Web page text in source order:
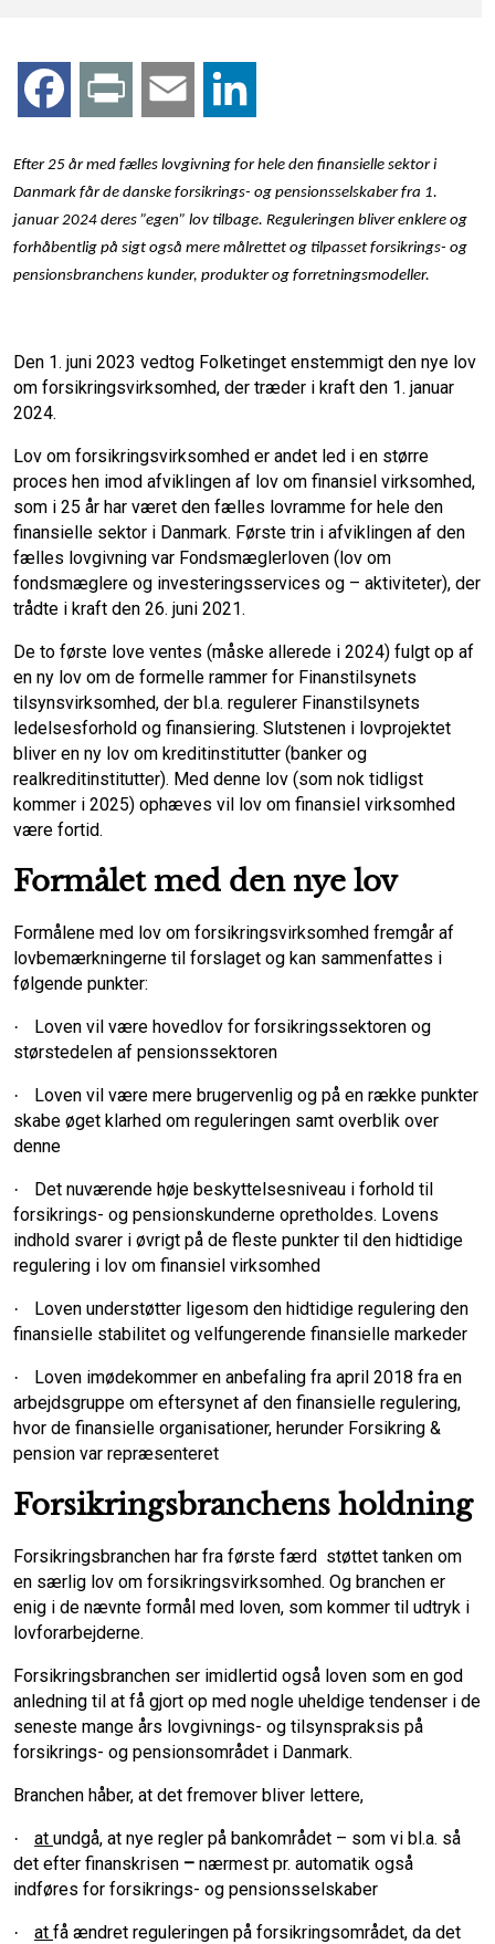
c
e
o
k
i
n
a
i
n
k
d
n
Efter 25 år med fælles lovgivning for hele den finansielle sektor i
Danmark får de danske forsikrings- og pensionsselskaber fra 1.
januar 2024 deres ”egen” lov tilbage. Reguleringen bliver enklere og
forhåbentlig på sigt også mere målrettet og tilpasset forsikrings- og
pensionsbranchens kunder, produkter og forretningsmodeller.
Den 1. juni 2023 vedtog Folketinget enstemmigt den nye lov
om forsikringsvirksomhed, der træder i kraft den 1. januar
2024.
Lov om forsikringsvirksomhed er andet led i en større
proces hen imod afviklingen af lov om finansiel virksomhed,
som i 25 år har været den fælles lovramme for hele den
finansielle sektor i Danmark. Første trin i afviklingen af den
fælles lovgivning var Fondsmæglerloven (lov om
fondsmæglere og investeringsservices og – aktiviteter), der
trådte i kraft den 26. juni 2021.
De to første love ventes (måske allerede i 2024) fulgt op af
en ny lov om de formelle rammer for Finanstilsynets
tilsynsvirksomhed, der bl.a. regulerer Finanstilsynets
ledelsesforhold og finansiering. Slutstenen i lovprojektet
bliver en ny lov om kreditinstitutter (banker og
realkreditinstitutter). Med denne lov (som nok tidligst
kommer i 2025) ophæves vil lov om finansiel virksomhed
være fortid.
Formålet med den nye lov
Formålene med lov om forsikringsvirksomhed fremgår af
lovbemærkningerne til forslaget og kan sammenfattes i
følgende punkter:
·
Loven vil være hovedlov for forsikringssektoren og
størstedelen af pensionssektoren
·
Loven vil være mere brugervenlig og på en række punkter
skabe øget klarhed om reguleringen samt overblik over
denne
·
Det nuværende høje beskyttelsesniveau i forhold til
forsikrings- og pensionskunderne opretholdes. Lovens
indhold svarer i øvrigt på de fleste punkter til den hidtidige
regulering i lov om finansiel virksomhed
·
Loven understøtter ligesom den hidtidige regulering den
finansielle stabilitet og velfungerende finansielle markeder
·
Loven imødekommer en anbefaling fra april 2018 fra en
arbejdsgruppe om eftersynet af den finansielle regulering,
hvor de finansielle organisationer, herunder Forsikring &
pension var repræsenteret
Forsikringsbranchens holdning
Forsikringsbranchen har fra første færd støttet tanken om
en særlig lov om forsikringsvirksomhed. Og branchen er
enig i de nævnte formål med loven, som kommer til udtryk i
lovforarbejderne.
Forsikringsbranchen ser imidlertid også loven som en god
anledning til at få gjort op med nogle uheldige tendenser i de
seneste mange års lovgivnings- og tilsynspraksis på
forsikrings- og pensionsområdet i Danmark.
Branchen håber, at det fremover bliver lettere,
· at undgå, at nye regler på bankområdet – som vi bl.a. så
det efter finanskrisen – nærmest pr. automatik også
indføres for forsikrings- og pensionsselskaber
· at få ændret reguleringen på forsikringsområdet, da det